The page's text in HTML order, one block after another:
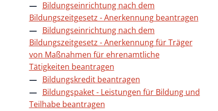
Bildungseinrichtung nach dem
Bildungszeitgesetz - Anerkennung beantragen
Bildungseinrichtung nach dem
Bildungszeitgesetz - Anerkennung für Träger
von Maßnahmen für ehrenamtliche
Tätigkeiten beantragen
Bildungskredit beantragen
Bildungspaket - Leistungen für Bildung und
Teilhabe beantragen